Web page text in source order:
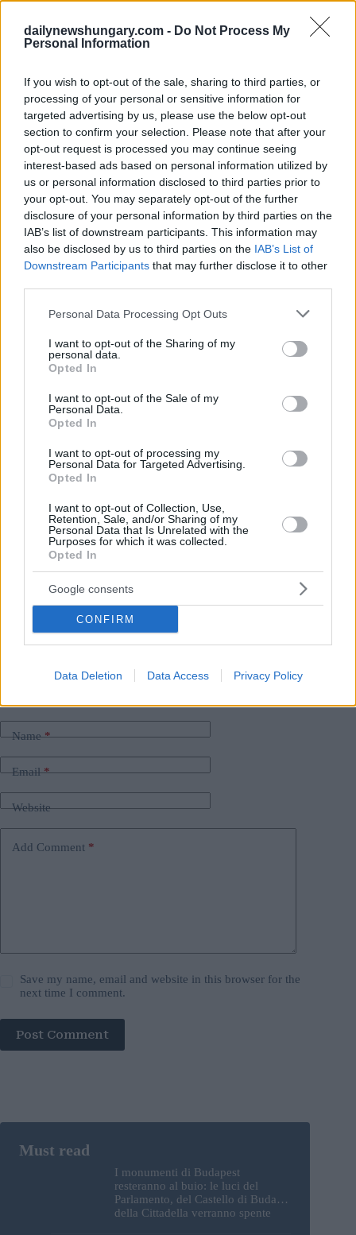
dailynewshungary.com - Do Not Process My
Personal Information
If you wish to opt-out of the sale, sharing to third parties, or
processing of your personal or sensitive information for
targeted advertising by us, please use the below opt-out
section to confirm your selection. Please note that after your
opt-out request is processed you may continue seeing
interest-based ads based on personal information utilized by
us or personal information disclosed to third parties prior to
your opt-out. You may separately opt-out of the further
disclosure of your personal information by third parties on the
IAB’s list of downstream participants. This information may
also be disclosed by us to third parties on the IAB’s List of
Downstream Participants that may further disclose it to other
Please note that this website/app uses one or more Google
not limited to your visit or usage behaviour. You may click to
grant or deny consent to Google and its third-party tags to
use your data for below specified purposes in below Google
consent section.
Personal Data Processing Opt Outs
I want to opt-out of the Sharing of my
personal data.
Opted In
I want to opt-out of the Sale of my
Personal Data.
Opted In
I want to opt-out of processing my
Personal Data for Targeted Advertising.
Opted In
I want to opt-out of Collection, Use,
Retention, Sale, and/or Sharing of my
Personal Data that Is Unrelated with the
Purposes for which it was collected.
Opted In
Google consents
CONFIRM
Data Deletion Data Access Privacy Policy
Budapest e ha affermato che il programma Healthy Budapest
dovrebbe essere ulteriormente sviluppato.
“Il cambiamento climatico sta già influenzando in modo
significativo la nostra vita quotidiana. Se non adottiamo
misure, … saremo negligenti nel nostro dovere verso le
generazioni successive, ha detto” Karácsony.
L’assemblea ha incaricato il sindaco di rivedere la posizione
delle istituzioni dell’autorità riguardo alla neutralità del
carbonio e alla transizione verso l’energia verde. Il sindaco
esaminerà inoltre i piani d’azione della città per condizioni
meteorologiche estreme e svilupperà un piano di adattamento
e mitigazione del cambiamento climatico, ha affermato
l’assemblea.
L’assemblea dichiarò il divieto di modifiche all’argine
settentrionale del Danubio dove la precedente dirigenza aveva
legge sul lavoro straordinario nelle aziende municipali. Nella
sua proposta, Karácsony ha affermato che la legge avrebbe
un grave impatto sui dipendenti che potrebbero essere
aumentato in modo“drastically.
costruzione pianificati ma non ancora avviati, come la nuova
Galleria Nazionale, nel Parco Comunale.
Secondo la decisione, i cantieri previsti dovrebbero essere
il governo le sue nuove misure e ha chiesto a Karácsony di
preparare una proposta volta a garantire la protezione del
Parco Comunale come giardino storico.
#consiglio di Budapest
danubio #emendamento al codice del lavoro
Leave a Reply
Name*
Email*
Website
Add Comment *
Save my name, email and website in this browser for the
next time I comment.
Post Comment
I monumenti di Budapest
resteranno al buio: le luci del
Parlamento, del Castello di Buda e
della Cittadella verranno spente